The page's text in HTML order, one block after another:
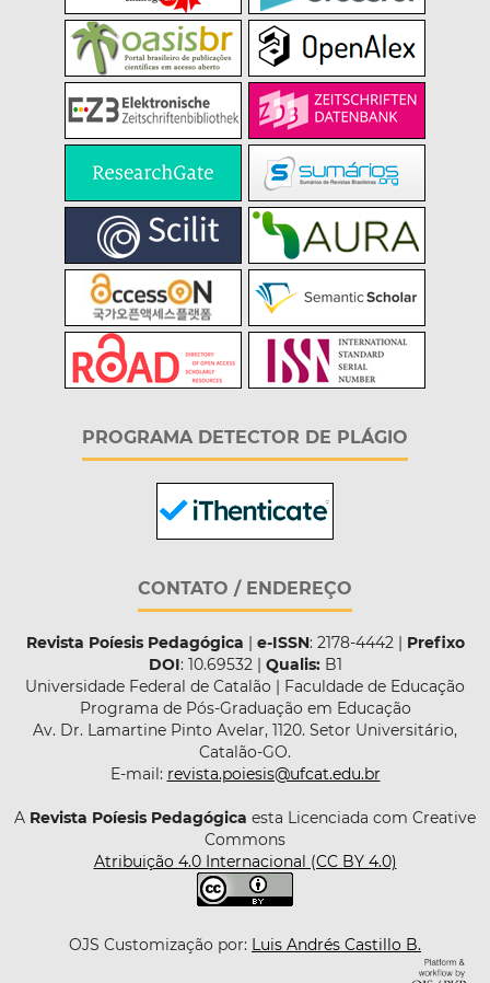
PROGRAMA DETECTOR DE PLÁGIO
CONTATO / ENDEREÇO
Revista Poíesis Pedagógica | e-ISSN: 2178-4442 | Prefixo
DOI: 10.69532 | Qualis:B1
Universidade Federal de Catalão | Faculdade de Educação
Programa de Pós-Graduação em Educação
Av. Dr. Lamartine Pinto Avelar, 1120. Setor Universitário,
Catalão-GO.
E-mail: revista.poiesis@ufcat.edu.br
A Revista Poíesis Pedagógica esta Licenciada com Creative
Commons
Atribuição 4.0 Internacional (CC BY 4.0)
OJS Customização por: Luis Andrés Castillo B.